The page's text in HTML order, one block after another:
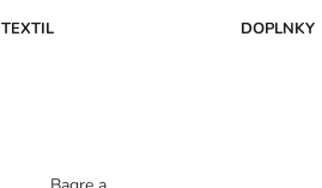
TEXTIL DOPLNKY